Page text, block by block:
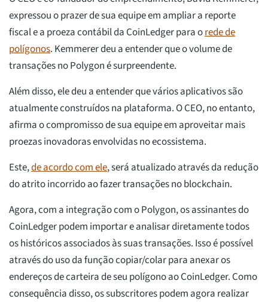
expressou o prazer de sua equipe em ampliar a reporte
fiscal e a proeza contábil da CoinLedger para orede de
polígonos. Kemmerer deu a entender que o volume de
transações no Polygon é surpreendente.
Além disso, ele deu a entender que vários aplicativos são
atualmente construídos na plataforma. O CEO, no entanto,
afirma o compromisso de sua equipe em aproveitar mais
proezas inovadoras envolvidas no ecossistema.
Este,de acordo com ele, será atualizado através da redução
do atrito incorrido ao fazer transações no blockchain.
Agora, com a integração com o Polygon, os assinantes do
CoinLedger podem importar e analisar diretamente todos
os históricos associados às suas transações. Isso é possível
através do uso da função copiar/colar para anexar os
endereços de carteira de seu polígono ao CoinLedger. Como
consequência disso, os subscritores podem agora realizar